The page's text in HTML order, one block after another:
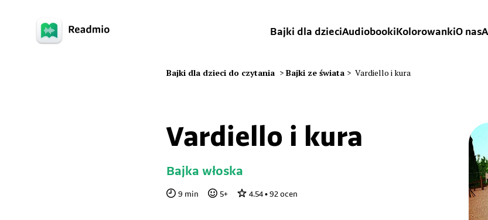
Bajki dla dzieciAudiobooki KolorowankiO nas
Bajki dla dzieci do czytania > Bajki ze świata > Vardiello i kura
Vardiello i kura
Bajka włoska
9 min 5+ 4.54• 92 ocen